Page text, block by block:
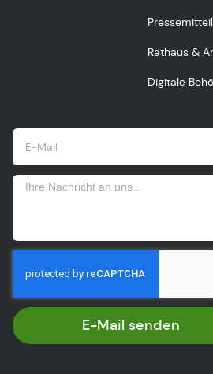
Rathaus &
Digitale
E-Mail senden